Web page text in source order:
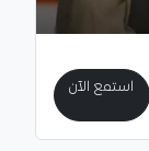
استمع الآن